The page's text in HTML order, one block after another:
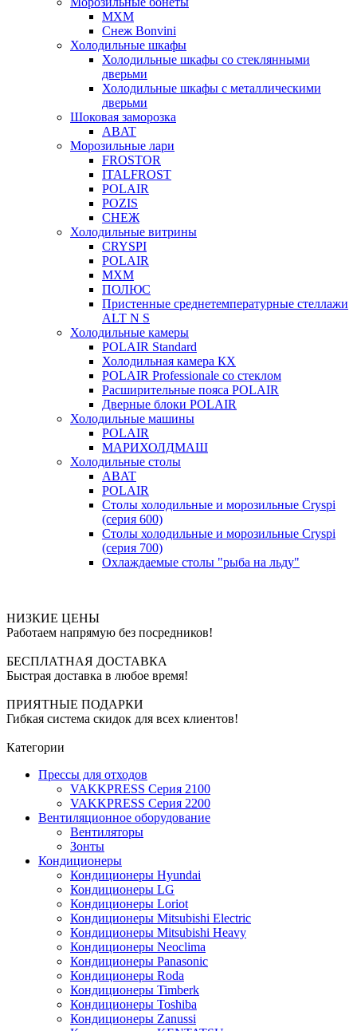
МХМ
Снеж Bonvini
Холодильные шкафы
Холодильные шкафы cо стеклянными
дверьми
Холодильные шкафы с металлическими
дверьми
Шоковая заморозка
ABAT
Морозильные лари
FROSTOR
ITALFROST
POLAIR
POZIS
СНЕЖ
Холодильные витрины
CRYSPI
POLAIR
МХМ
ПОЛЮС
Пристенные среднетемпературные стеллажи
ALT N S
Холодильные камеры
POLAIR Standard
Холодильная камера КХ
POLAIR Professionale со стеклом
Расширительные пояса POLAIR
Дверные блоки POLAIR
Холодильные машины
POLAIR
МАРИХОЛДМАШ
Холодильные столы
ABAT
POLAIR
Столы холодильные и морозильные Cryspi
(серия 600)
Столы холодильные и морозильные Cryspi
(серия 700)
Охлаждаемые столы "рыба на льду"
НИЗКИЕ ЦЕНЫ
Работаем напрямую без посредников!
БЕСПЛАТНАЯ ДОСТАВКА
Быстрая доставка в любое время!
ПРИЯТНЫЕ ПОДАРКИ
Гибкая система скидок для всех клиентов!
Категории
Прессы для отходов
VAKKPRESS Серия 2100
VAKKPRESS Серия 2200
Вентиляционное оборудование
Вентиляторы
Зонты
Кондиционеры
Кондиционеры Hyundai
Кондиционеры LG
Кондиционеры Loriot
Кондиционеры Mitsubishi Electric
Кондиционеры Mitsubishi Heavy
Кондиционеры Neoclima
Кондиционеры Panasonic
Кондиционеры Roda
Кондиционеры Timberk
Кондиционеры Toshiba
Кондиционеры Zanussi